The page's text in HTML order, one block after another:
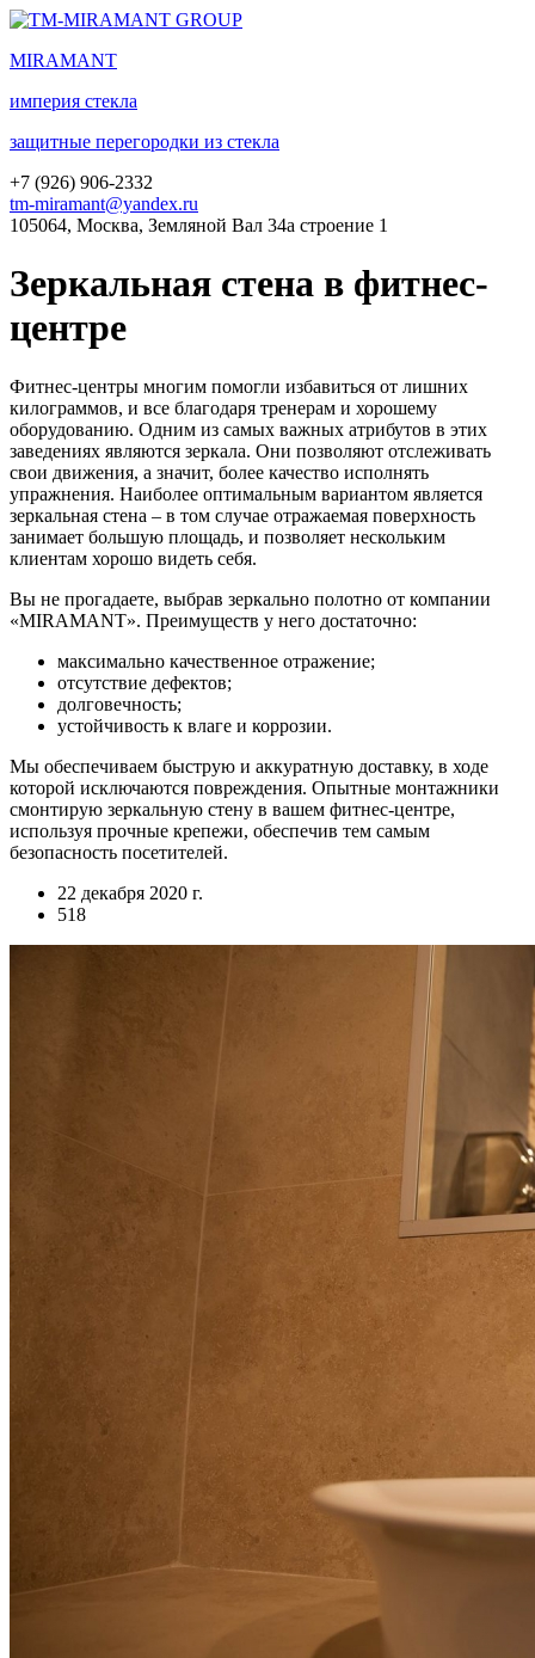
MIRAMANT
империя стекла
защитные перегородки из стекла
+7 (926) 906-2332
tm-miramant@yandex.ru
105064, Москва, Земляной Вал 34а строение 1
Зеркальная стена в фитнес-
центре
Фитнес-центры многим помогли избавиться от лишних
килограммов, и все благодаря тренерам и хорошему
оборудованию. Одним из самых важных атрибутов в этих
заведениях являются зеркала. Они позволяют отслеживать
свои движения, а значит, более качество исполнять
упражнения. Наиболее оптимальным вариантом является
зеркальная стена – в том случае отражаемая поверхность
занимает большую площадь, и позволяет нескольким
клиентам хорошо видеть себя.
Вы не прогадаете, выбрав зеркально полотно от компании
«MIRAMANT». Преимуществ у него достаточно:
максимально качественное отражение;
отсутствие дефектов;
долговечность;
устойчивость к влаге и коррозии.
Мы обеспечиваем быструю и аккуратную доставку, в ходе
которой исключаются повреждения. Опытные монтажники
смонтирую зеркальную стену в вашем фитнес-центре,
используя прочные крепежи, обеспечив тем самым
безопасность посетителей.
22 декабря 2020 г.
518